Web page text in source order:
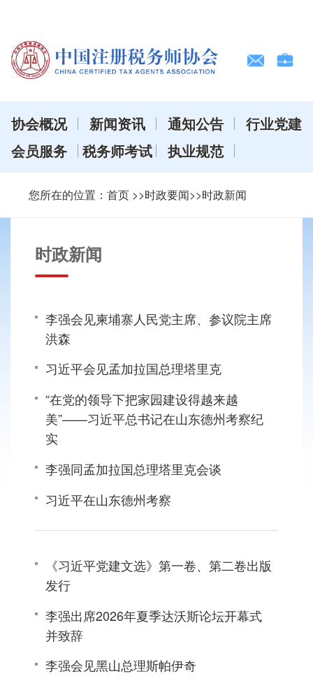
协会概况 新闻资讯 通知公告
行业党建
会员服务
税务师考试 执业规范
您所在的位置： 首页 >>时政要闻>>时政新闻
时政新闻
李强会见柬埔寨人民党主席、参议院主席
洪森
习近平会见孟加拉国总理塔里克
“在党的领导下把家园建设得越来越
美”——习近平总书记在山东德州考察纪
实
李强同孟加拉国总理塔里克会谈
习近平在山东德州考察
《习近平党建文选》第一卷、第二卷出版
发行
李强出席2026年夏季达沃斯论坛开幕式
并致辞
李强会见黑山总理斯帕伊奇